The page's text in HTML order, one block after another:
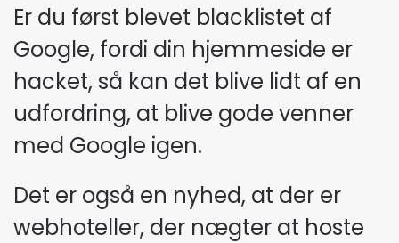
Er du først blevet blacklistet af
Google, fordi din hjemmeside er
hacket, så kan det blive lidt af en
udfordring, at blive gode venner
med Google igen.
Det er også en nyhed, at der er
webhoteller, der nægter at hoste